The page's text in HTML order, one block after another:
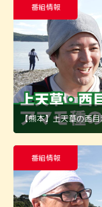
番組情報
【熊本】上天草の西
番組情報